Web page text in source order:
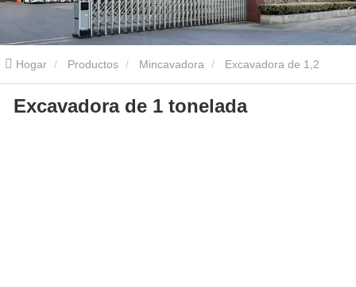
Hogar Productos Mincavadora Excavadora de 1,2
toneladas Excavadora de 1 tonelada
Excavadora de 1 tonelada